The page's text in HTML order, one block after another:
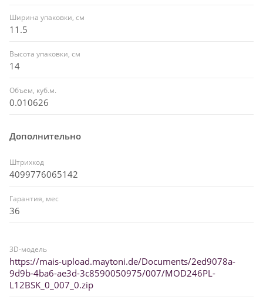
Ширина упаковки, см
11.5
Высота упаковки, см
14
Объем, куб.м.
0.010626
Дополнительно
Штрихкод
4099776065142
Гарантия, мес
36
3D-модель
https://mais-upload.maytoni.de/Documents/2ed9078a-
9d9b-4ba6-ae3d-3c8590050975/007/MOD246PL-
L12BSK_0_007_0.zip